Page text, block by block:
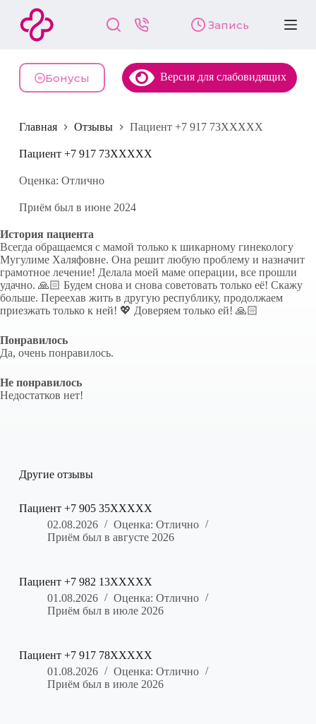
й
и
у
и
Запись
Бонусы Версия для слабовидящих
Главная Отзывы Пациент +7 917 73XXXXX
Пациент +7 917 73XXXXX
Оценка: Отлично
Приём был в июне 2024
История пациента
Всегда обращаемся с мамой только к шикарному гинекологу
Мугулиме Халяфовне. Она решит любую проблему и назначит
грамотное лечение! Делала моей маме операции, все прошли
удачно. 🙏🏻 Будем снова и снова советовать только её! Скажу
больше. Переехав жить в другую республику, продолжаем
приезжать только к ней! 💖 Доверяем только ей! 🙏🏻
Понравилось
Да, очень понравилось.
Не понравилось
Недостатков нет!
Другие отзывы
Пациент +7 905 35XXXXX
02.08.2026
Оценка: Отлично
Приём был в августе 2026
Пациент +7 982 13XXXXX
01.08.2026
Оценка: Отлично
Приём был в июле 2026
Пациент +7 917 78XXXXX
01.08.2026
Оценка: Отлично
Приём был в июле 2026